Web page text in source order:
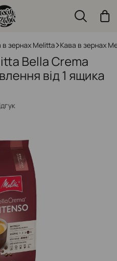
в зернах Melitta Кава в зернах
Bella Crema
від 1 ящика